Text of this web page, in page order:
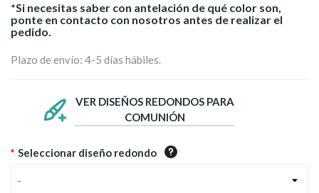
*Si necesitas saber con antelación de qué color son,
ponte en contacto con nosotros antes de realizar el
pedido.
Plazo de envío: 4-5 días hábiles.
VER DISEÑOS REDONDOS PARA
COMUNIÓN
* Seleccionar diseño redondo
-